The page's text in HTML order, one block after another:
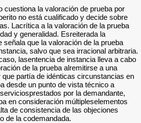
cuestiona la valoración de prueba por
no está cualificado y decide sobre
Lacrítica a la valoración de la prueba
y generalidad. Esreiterada la
señala que la valoración de la prueba
salvo que sea irracional arbitraria.
lasentencia de instancia lleva a cabo
de la prueba alremitirse a una
que partía de idénticas circunstancias en
desde un punto de vista técnico a
por la demandante,
en consideración múltipleselementos
de consistencia de las objeciones
de la codemandada.